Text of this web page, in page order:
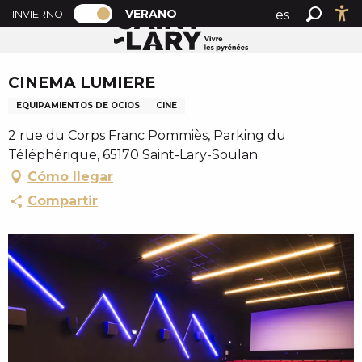
A
l
r
a
u
c
o
n
t
n
u
p
r
i
PAGE D’ACCUEIL ACTUELLE ÉTÉ : PASSER EN MODE
INVIERNO PAGE D’ACCUEIL ACTUELLE ÉTÉ :
VERANO
es
Buscar
Accueil verano CINEMA LUMIERE
CINEMA LUMIERE
EQUIPAMIENTOS DE OCIOS CINE
2 rue du Corps Franc Pommiès, Parking du
Téléphérique, 65170 Saint-Lary-Soulan
Cómo llegar
Compartir